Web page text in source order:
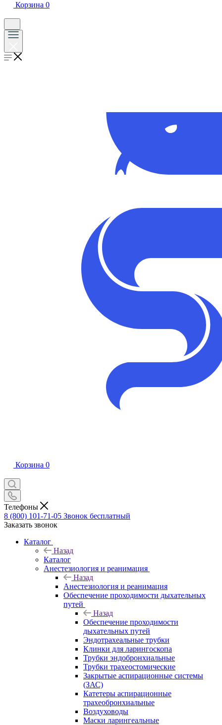
Корзина 0
Корзина 0
Телефоны
8 (800) 101-71-05 Звонок бесплатный
Заказать звонок
Каталог
Назад
Каталог
Анестезиология и реанимация
Назад
Анестезиология и реанимация
Обеспечение проходимости дыхательных
путей
Назад
Обеспечение проходимости
дыхательных путей
Эндотрахеальные трубки
Клинки для ларингоскопа
Трубки эндобронхиальные
Трубки трахеостомические
Закрытые аспирационные системы
(ЗАС)
Катетеры аспирационные
трахеобронхиальные
Воздуховоды
Маски ларингеальные